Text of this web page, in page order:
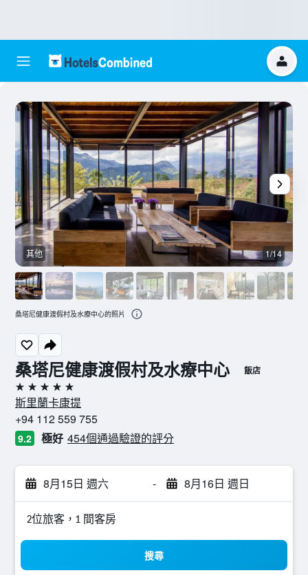
桑塔尼健康渡假村及水療中心 飯店
5星級
斯里蘭卡康提
+94 112 559 755
9.2 極好 454個通過驗證的評分
8月15日 週六 - 8月16日 週日
2位旅客，1 間客房
搜尋
其他 1/14
桑塔尼健康渡假村及水療中心的照片